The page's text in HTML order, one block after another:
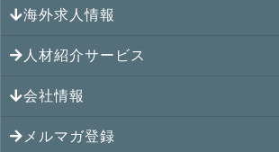
GJJキャリア伴走プログラム
GJJキャリアコミュニティ
カナダの就職情報
メキシコの就職情報
ヨーロッパの就職情報
オセアニアの就職情報
海外就職その後の体験談
シンガポール就職の体験談
マレーシア就職の体験談
タイ就職の体験談
海外求人情報
シンガポールの求人
マレーシアの求人
タイの求人
人材紹介サービス
会社情報
アクセス
メルマガ登録